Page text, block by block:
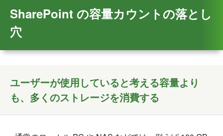
SharePoint の容量カウントの落とし
穴
ユーザーが使用していると考える容量より
も、多くのストレージを消費する